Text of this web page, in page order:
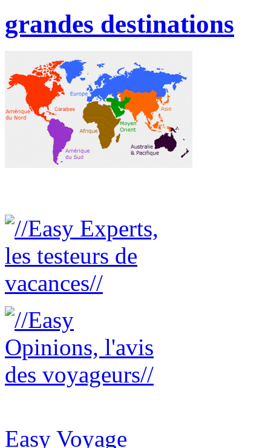
grandes destinations
Easy Voyage